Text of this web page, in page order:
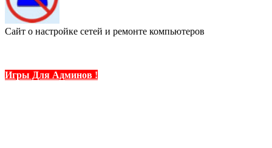
Сайт о настройке сетей и ремонте компьютеров
Игры Для Админов !